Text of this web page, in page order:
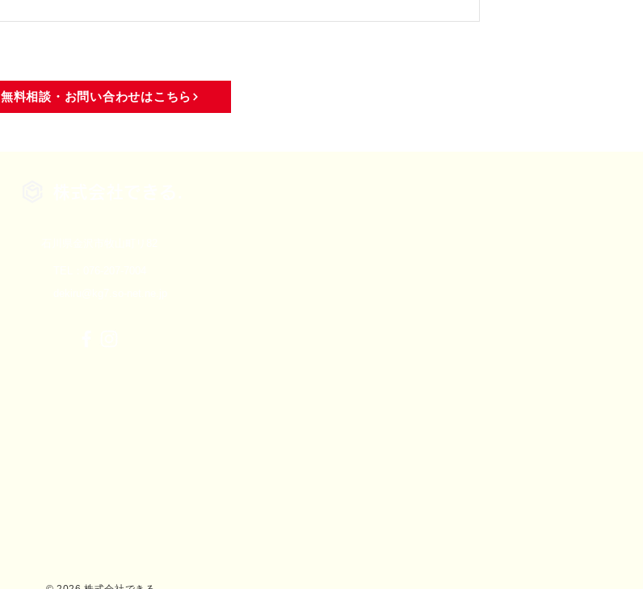
無料相談・お問い合わせはこちら